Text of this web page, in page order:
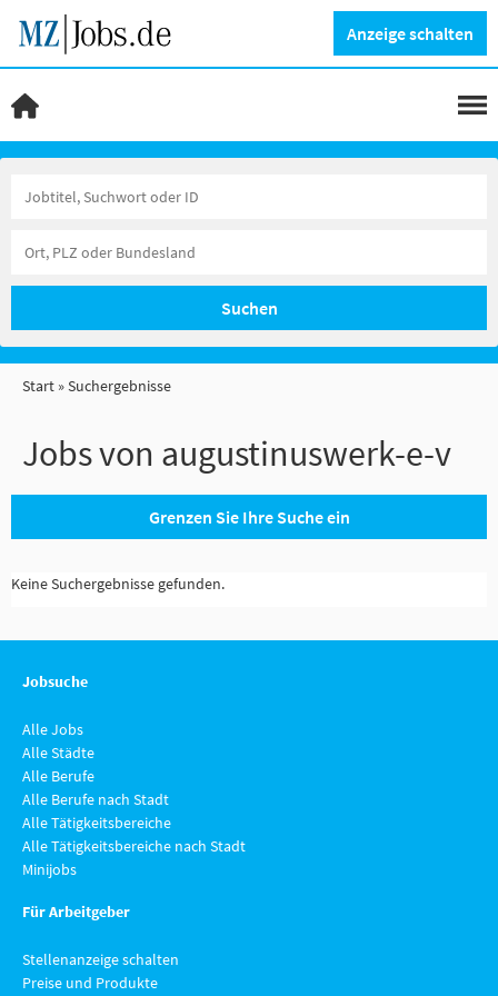
Anzeige schalten
Suchen
Start Suchergebnisse
Jobs von augustinuswerk-e-v
Grenzen Sie Ihre Suche ein
Keine Suchergebnisse gefunden.
Jobsuche
Alle Jobs
Alle Städte
Alle Berufe
Alle Berufe nach Stadt
Alle Tätigkeitsbereiche
Alle Tätigkeitsbereiche nach Stadt
Minijobs
Für Arbeitgeber
Stellenanzeige schalten
Preise und Produkte